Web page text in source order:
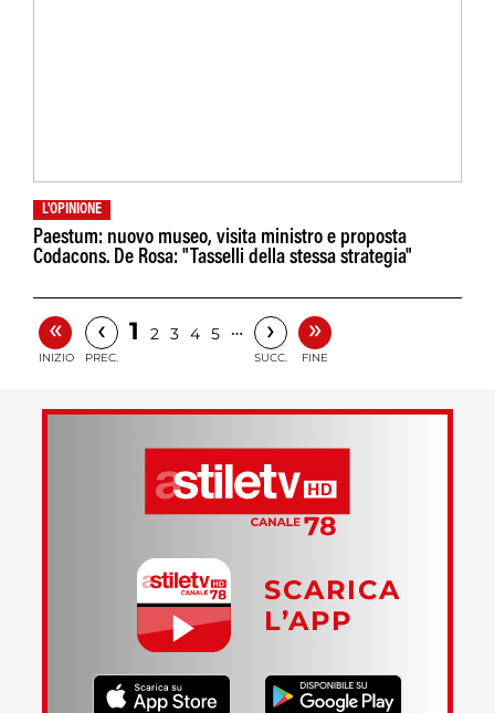
L'OPINIONE
Paestum: nuovo museo, visita ministro e proposta
Codacons. De Rosa: "Tasselli della stessa strategia"
«
INIZIO
‹
PREC.
1 2 3 4 5 … ›
SUCC.
»
FINE
SCARICA
L’APP